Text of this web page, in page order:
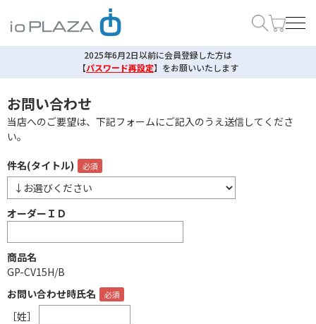
2025年6月2日以前に会員登録した方は
【パスワード再設定】 をお願いいたします
お問い合わせ
当店へのご要望は、下記フォームにご記入のうえ送信してくださ
い。
件名(タイトル)
オーダーＩＤ
商品名
GP-CV15H/B
お問い合わせ時氏名
［姓］